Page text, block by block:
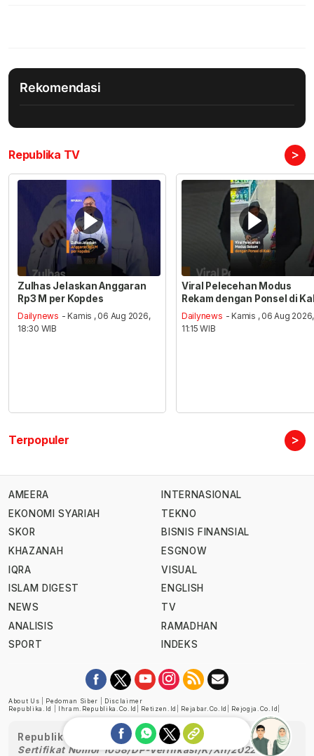
Rekomendasi
Republika TV >
Zulhas Jelaskan Anggaran
Rp3 M per Kopdes
Dailynews - Kamis , 06 Aug 2026,
18:30 WIB
Viral Pelecehan Modus
Rekam dengan Ponsel di
Dailynews - Kamis , 06 Aug 2026,
11:15 WIB
Terpopuler >
AMEERA
EKONOMI SYARIAH
SKOR
KHAZANAH
IQRA
ISLAM DIGEST
NEWS
ANALISIS
SPORT
INTERNASIONAL
TEKNO
BISNIS FINANSIAL
ESGNOW
VISUAL
ENGLISH
TV
RAMADHAN
INDEKS
About Us Pedoman Siber
Disclaimer
Republika.id
Ihram.republika.co.id Retizen.id Rejabar.co.id Rejogja.co.id
Republika telah diverifikasi oleh Dewan Pers
Sertifikat Nomor 1058/DP-Verifikasi/K/XII/2022